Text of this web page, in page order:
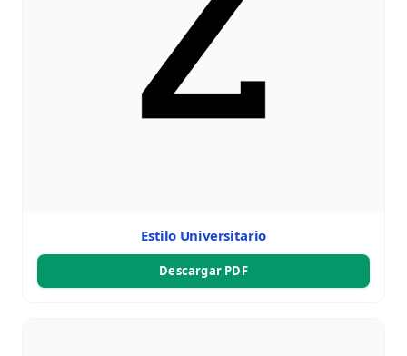
Estilo Universitario
Descargar PDF